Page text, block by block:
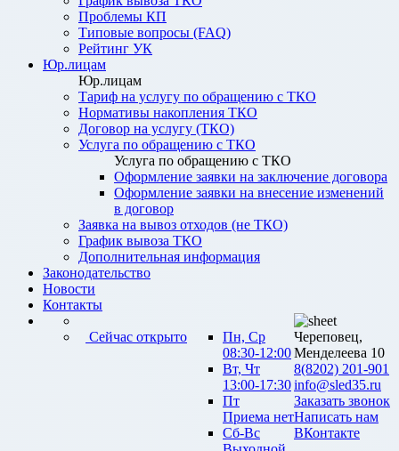
Проблемы КП
Типовые вопросы (FAQ)
Рейтинг УК
Юр.лицам
Юр.лицам
Тариф на услугу по обращению с ТКО
Нормативы накопления ТКО
Договор на услугу (ТКО)
Услуга по обращению с ТКО
Услуга по обращению с ТКО
Оформление заявки на заключение договора
Оформление заявки на внесение изменений
в договор
Заявка на вывоз отходов (не ТКО)
График вывоза ТКО
Дополнительная информация
Законодательство
Новости
Контакты
Сейчас открыто
Пн, Ср
08:30-12:00
Вт, Чт
13:00-17:30
Пт
Приема нет
Сб-Вс
Череповец,
Менделеева 10
8(8202) 201-901
info@sled35.ru
Заказать звонок
Написать нам
ВКонтакте